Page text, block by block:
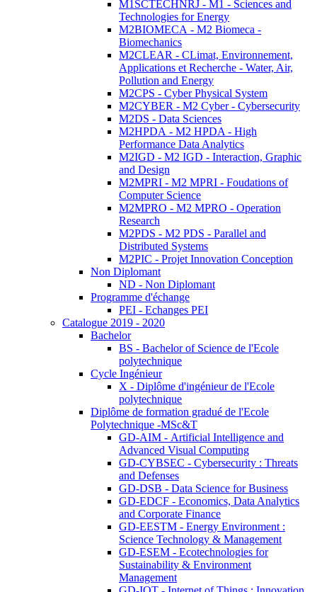
M1SCTECHNRJ - M1 - Sciences and
Technologies for Energy
M2BIOMECA - M2 Biomeca -
Biomechanics
M2CLEAR - CLimat, Environnement,
Applications et Recherche - Water, Air,
Pollution and Energy
M2CPS - Cyber Physical System
M2CYBER - M2 Cyber - Cybersecurity
M2DS - Data Sciences
M2HPDA - M2 HPDA - High
Performance Data Analytics
M2IGD - M2 IGD - Interaction, Graphic
and Design
M2MPRI - M2 MPRI - Foudations of
Computer Science
M2MPRO - M2 MPRO - Operation
Research
M2PDS - M2 PDS - Parallel and
Distributed Systems
M2PIC - Projet Innovation Conception
Non Diplomant
ND - Non Diplomant
Programme d'échange
PEI - Echanges PEI
Catalogue 2019 - 2020
Bachelor
BS - Bachelor of Science de l'Ecole
polytechnique
Cycle Ingénieur
X - Diplôme d'ingénieur de l'Ecole
polytechnique
Diplôme de formation gradué de l'Ecole
Polytechnique -MSc&T
GD-AIM - Artificial Intelligence and
Advanced Visual Computing
GD-CYBSEC - Cybersecurity : Threats
and Defenses
GD-DSB - Data Science for Business
GD-EDCF - Economics, Data Analytics
and Corporate Finance
GD-EESTM - Energy Environment :
Science Technology & Management
GD-ESEM - Ecotechnologies for
Sustainability & Environment
Management